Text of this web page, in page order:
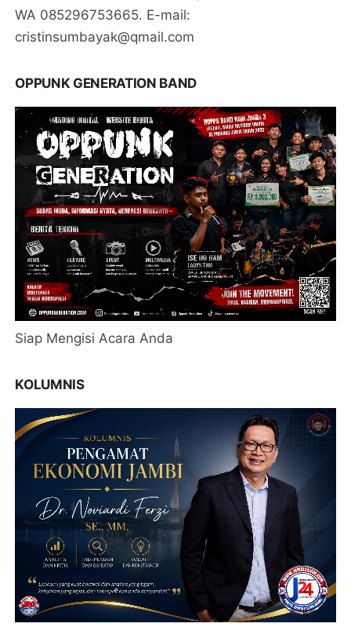
WA 085296753665. E-mail:
cristinsumbayak@qmail.com
OPPUNK GENERATION BAND
Siap Mengisi Acara Anda
KOLUMNIS